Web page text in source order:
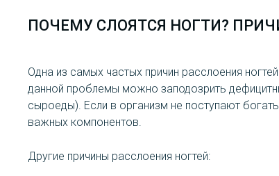
ПОЧЕМУ СЛОЯТСЯ НОГТИ?
Одна из самых частых причин расслоения
данной проблемы можно заподозрить
сыроеды). Если в организм не поступают
важных компонентов.
Другие причины расслоения ногтей: